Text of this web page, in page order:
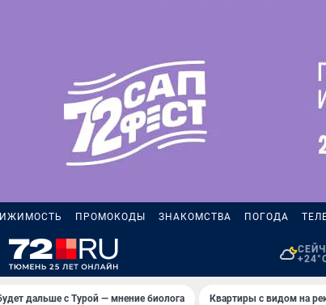
ПРОМОКОДЫ ЗНАКОМСТВА ПОГОДА
дальше с Турой — мнение биолога Квартиры с видом на